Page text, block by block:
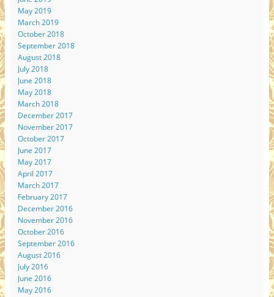
May 2019
March 2019
October 2018
September 2018
August 2018
July 2018
June 2018
May 2018
March 2018
December 2017
November 2017
October 2017
June 2017
May 2017
April 2017
March 2017
February 2017
December 2016
November 2016
October 2016
September 2016
August 2016
July 2016
June 2016
May 2016